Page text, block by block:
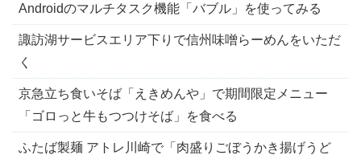
Androidのマルチタスク機能「バブル」を使ってみる
諏訪湖サービスエリア下りで信州味噌らーめんをいただ
く
京急立ち食いそば「えきめんや」で期間限定メニュー
「ゴロっと牛もつつけそば」を食べる
ふたば製麺 アトレ川崎で「肉盛りごぼうかき揚げうど